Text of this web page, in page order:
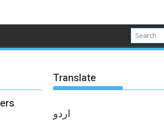
Translate
اردو